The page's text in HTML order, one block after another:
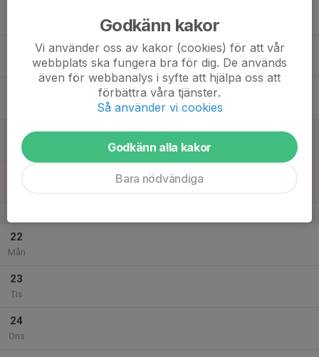
Lör
22
Mån
23
Tis
24
Ons
Godkänn kakor
Vi använder oss av kakor (cookies) för att vår
webbplats ska fungera bra för dig. De används
även för webbanalys i syfte att hjälpa oss att
förbättra våra tjänster.
Så använder vi cookies
Godkänn alla kakor
Bara nödvändiga